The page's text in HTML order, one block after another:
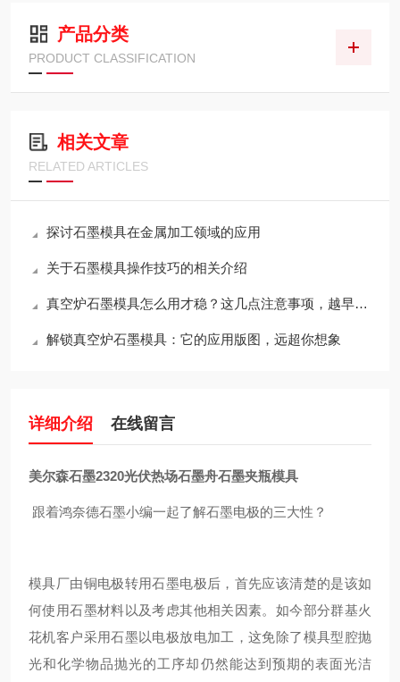
产品分类
PRODUCT CLASSIFICATION
相关文章
RELATED ARTICLES
探讨石墨模具在金属加工领域的应用
关于石墨模具操作技巧的相关介绍
真空炉石墨模具怎么用才稳？这几点注意事项，越早知道越省心
解锁真空炉石墨模具：它的应用版图，远超你想象
详细介绍 在线留言
美尔森石墨2320光伏热场石墨舟石墨夹瓶模具
跟着鸿奈德石墨小编一起了解石墨电极的三大性？
模具厂由铜电极转用石墨电极后，首先应该清楚的是该如
何使用石墨材料以及考虑其他相关因素。如今部分群基火
花机客户采用石墨以电极放电加工，这免除了模具型腔抛
光和化学物品抛光的工序却仍然能达到预期的表面光洁